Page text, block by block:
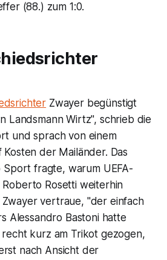
(88.) zum 1:0.
Zwayer begünstigt
Landsmann Wirtz", schrieb die
und sprach von einem
der Mailänder. Das
Sport fragte, warum UEFA-
Rosetti weiterhin
vertraue, "der einfach
Alessandro Bastoni hatte
kurz am Trikot gezogen,
nach Ansicht der